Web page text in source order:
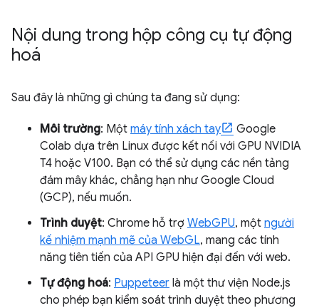
Nội dung trong hộp công cụ tự động
hoá
Sau đây là những gì chúng ta đang sử dụng:
Môi trường: Một máy tính xách tay
Google
Colab dựa trên Linux được kết nối với GPU NVIDIA
T4 hoặc V100. Bạn có thể sử dụng các nền tảng
đám mây khác, chẳng hạn như Google Cloud
(GCP), nếu muốn.
Trình duyệt: Chrome hỗ trợ WebGPU, một người
kế nhiệm mạnh mẽ của WebGL, mang các tính
năng tiên tiến của API GPU hiện đại đến với web.
Tự động hoá: Puppeteer là một thư viện Node.js
cho phép bạn kiểm soát trình duyệt theo phương